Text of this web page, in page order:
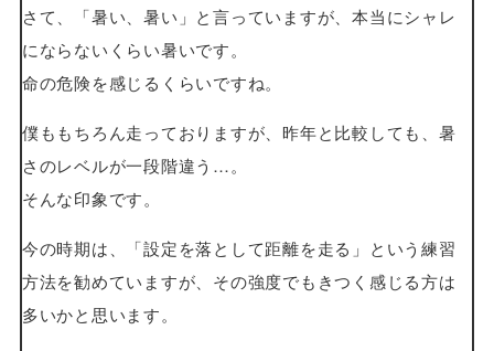
さて、「暑い、暑い」と言っていますが、本当にシャレ
にならないくらい暑いです。
命の危険を感じるくらいですね。
僕ももちろん走っておりますが、昨年と比較しても、暑
さのレベルが一段階違う…。
そんな印象です。
今の時期は、「設定を落として距離を走る」という練習
方法を勧めていますが、その強度でもきつく感じる方は
多いかと思います。